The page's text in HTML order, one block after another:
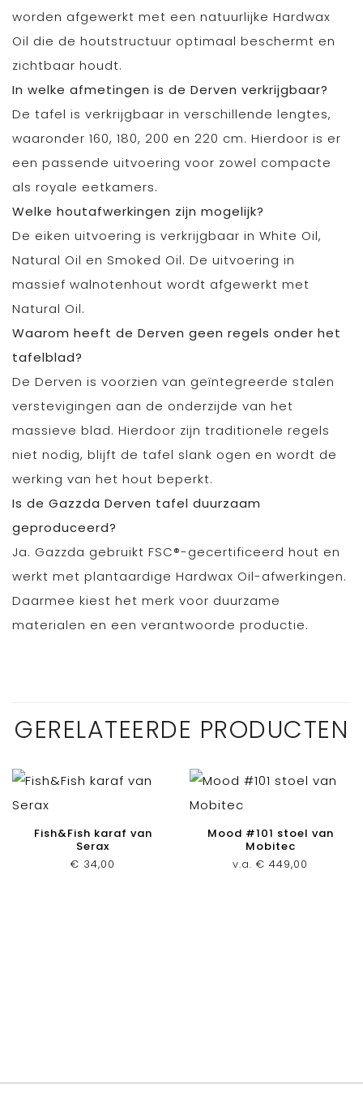
worden afgewerkt met een natuurlijke Hardwax
Oil die de houtstructuur optimaal beschermt en
zichtbaar houdt.
In welke afmetingen is de Derven verkrijgbaar?
De tafel is verkrijgbaar in verschillende lengtes,
waaronder 160, 180, 200 en 220 cm. Hierdoor is er
een passende uitvoering voor zowel compacte
als royale eetkamers.
Welke houtafwerkingen zijn mogelijk?
De eiken uitvoering is verkrijgbaar in White Oil,
Natural Oil en Smoked Oil. De uitvoering in
massief walnotenhout wordt afgewerkt met
Natural Oil.
Waarom heeft de Derven geen regels onder het
tafelblad?
De Derven is voorzien van geïntegreerde stalen
verstevigingen aan de onderzijde van het
massieve blad. Hierdoor zijn traditionele regels
niet nodig, blijft de tafel slank ogen en wordt de
werking van het hout beperkt.
Is de Gazzda Derven tafel duurzaam
geproduceerd?
Ja. Gazzda gebruikt FSC®-gecertificeerd hout en
werkt met plantaardige Hardwax Oil-afwerkingen.
Daarmee kiest het merk voor duurzame
materialen en een verantwoorde productie.
GERELATEERDE PRODUCTEN
Fish&Fish karaf van
Serax
€ 34,00
Mood #101 stoel van
Mobitec
v.a. € 449,00